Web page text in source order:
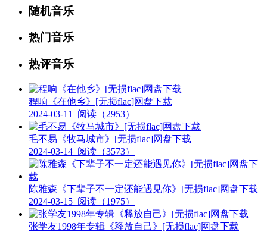
随机音乐
热门音乐
热评音乐
程响《在他乡》[无损flac]网盘下载
2024-03-11
阅读（2953）
毛不易《牧马城市》[无损flac]网盘下载
2024-03-14 阅读（3573）
陈雅森《下辈子不一定还能遇见你》[无损flac]网盘下载
2024-03-15 阅读（1975）
张学友1998年专辑《释放自己》[无损flac]网盘下载